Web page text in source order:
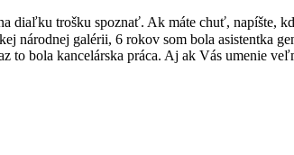
diaľku trošku spoznať. Ak máte chuť, napíšte,
národnej galérii, 6 rokov som bola asistentka
to bola kancelárska práca. Aj ak Vás umenie